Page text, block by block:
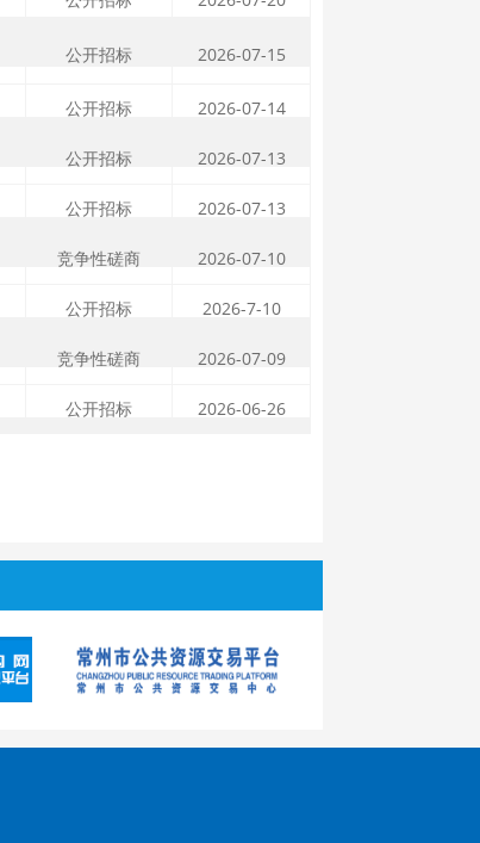
公开招标 2026-07-15
公开招标 2026-07-14
公开招标 2026-07-13
公开招标 2026-07-13
竞争性磋商 2026-07-10
公开招标 2026-7-10
竞争性磋商 2026-07-09
公开招标 2026-06-26